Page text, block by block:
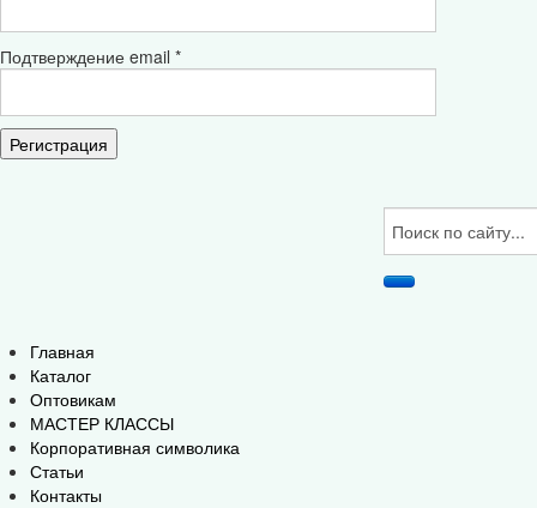
Подтверждение email *
Регистрация
Главная
Каталог
Оптовикам
МАСТЕР КЛАССЫ
Корпоративная символика
Статьи
Контакты